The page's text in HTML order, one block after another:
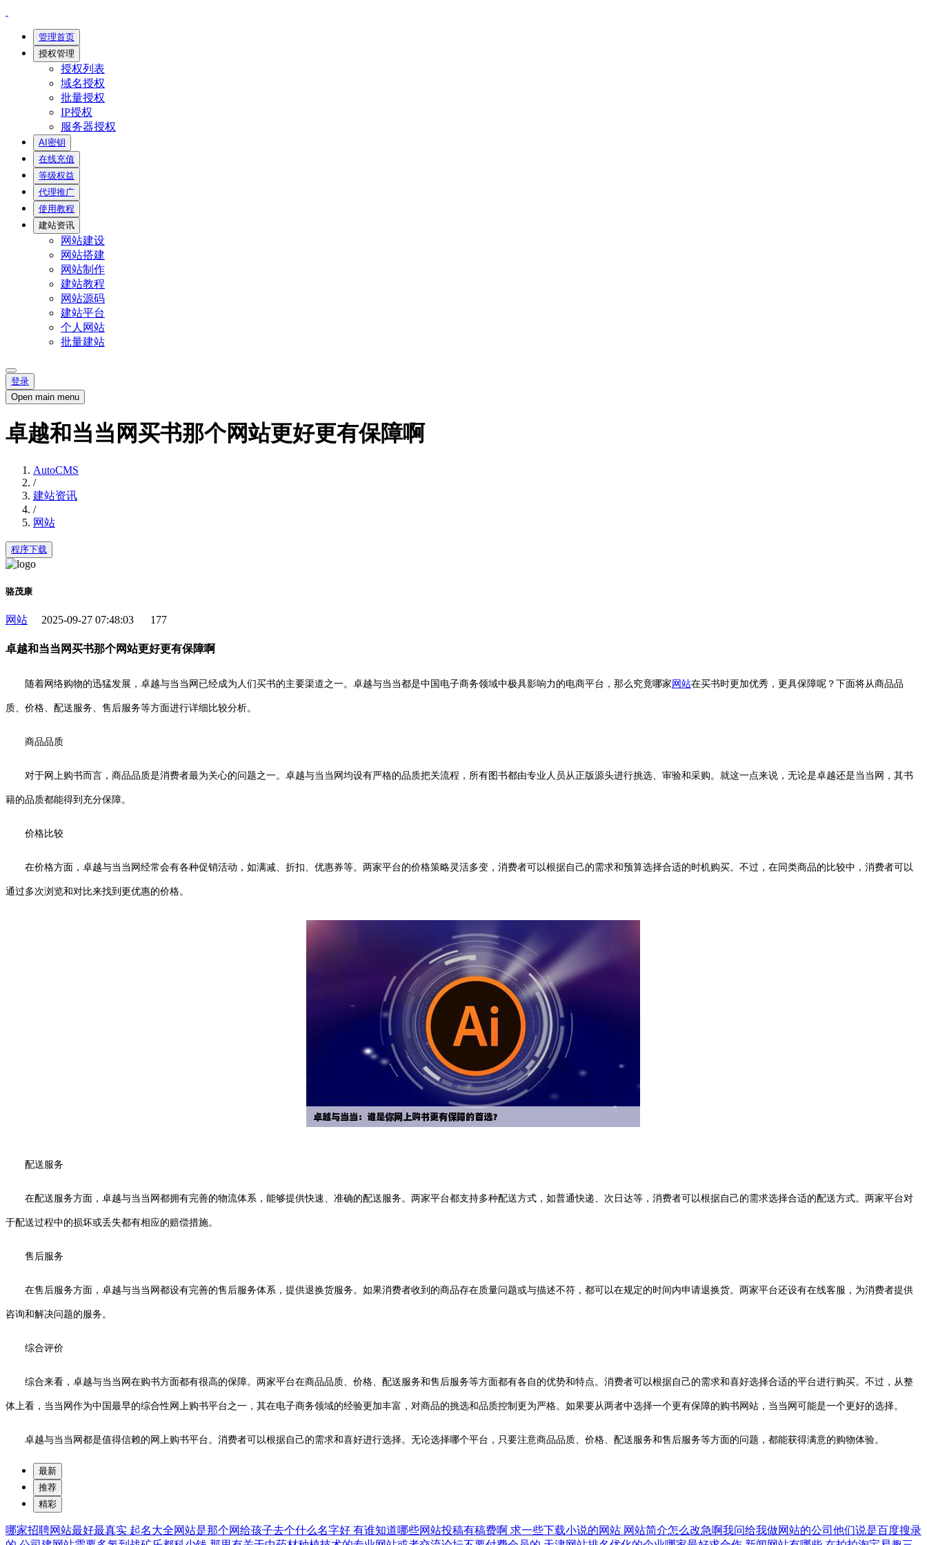
管理首页
授权管理
授权列表
域名授权
批量授权
IP授权
服务器授权
AI密钥
在线充值
等级权益
代理推广
使用教程
建站资讯
网站建设
网站搭建
网站制作
建站教程
网站源码
建站平台
个人网站
批量建站
登录
Open main menu
卓越和当当网买书那个网站更好更有保障啊
AutoCMS
/
建站资讯
/
网站
程序下载
骆茂康
网站 2025-09-27 07:48:03 177
卓越和当当网买书那个网站更好更有保障啊
随着网络购物的迅猛发展，卓越与当当网已经成为人们买书的主要渠道之一。卓越与当当都是中国电子商务领域中极具影响力的电商平台，那么究竟哪家 网站在买书时更加优秀，更具保障呢？下面将从商品品
质、价格、配送服务、售后服务等方面进行详细比较分析。
商品品质
对于网上购书而言，商品品质是消费者最为关心的问题之一。卓越与当当网均设有严格的品质把关流程，所有图书都由专业人员从正版源头进行挑选、审验和采购。就这一点来说，无论是卓越还是当当网，其书
籍的品质都能得到充分保障。
价格比较
在价格方面，卓越与当当网经常会有各种促销活动，如满减、折扣、优惠券等。两家平台的价格策略灵活多变，消费者可以根据自己的需求和预算选择合适的时机购买。不过，在同类商品的比较中，消费者可以
通过多次浏览和对比来找到更优惠的价格。
配送服务
在配送服务方面，卓越与当当网都拥有完善的物流体系，能够提供快速、准确的配送服务。两家平台都支持多种配送方式，如普通快递、次日达等，消费者可以根据自己的需求选择合适的配送方式。两家平台对
于配送过程中的损坏或丢失都有相应的赔偿措施。
售后服务
在售后服务方面，卓越与当当网都设有完善的售后服务体系，提供退换货服务。如果消费者收到的商品存在质量问题或与描述不符，都可以在规定的时间内申请退换货。两家平台还设有在线客服，为消费者提供
咨询和解决问题的服务。
综合评价
综合来看，卓越与当当网在购书方面都有很高的保障。两家平台在商品品质、价格、配送服务和售后服务等方面都有各自的优势和特点。消费者可以根据自己的需求和喜好选择合适的平台进行购买。不过，从整
体上看，当当网作为中国最早的综合性网上购书平台之一，其在电子商务领域的经验更加丰富，对商品的挑选和品质控制更为严格。如果要从两者中选择一个更有保障的购书网站，当当网可能是一个更好的选择。
卓越与当当网都是值得信赖的网上购书平台。消费者可以根据自己的需求和喜好进行选择。无论选择哪个平台，只要注意商品品质、价格、配送服务和售后服务等方面的问题，都能获得满意的购物体验。
最新
推荐
精彩
哪家招聘网站最好最真实 起名大全网站是那个网给孩子去个什么名字好 有谁知道哪些网站投稿有稿费啊 求一些下载小说的网站 网站简介怎么改急啊我问给我做网站的公司他们说是百度搜录